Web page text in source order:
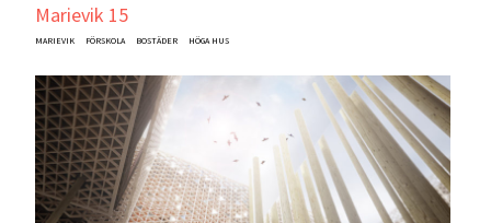
Marievik 15
MARIEVIK FÖRSKOLA BOSTÄDER HÖGA HUS